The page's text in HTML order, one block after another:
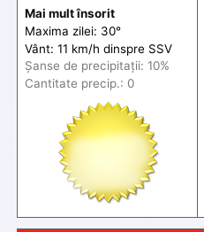
Mai mult însorit
Maxima zilei: 30°
Vânt: 11 km/h dinspre SSV
Șanse de precipitații: 10%
Cantitate precip.: 0